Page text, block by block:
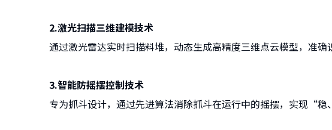
2.激光扫描三维建模技术
通过激光雷达实时扫描料堆，动态生成高精度三维点云模型，准确
3.智能防摇摆控制技术
专为抓斗设计，通过先进算法消除抓斗在运行中的摇摆，实现“